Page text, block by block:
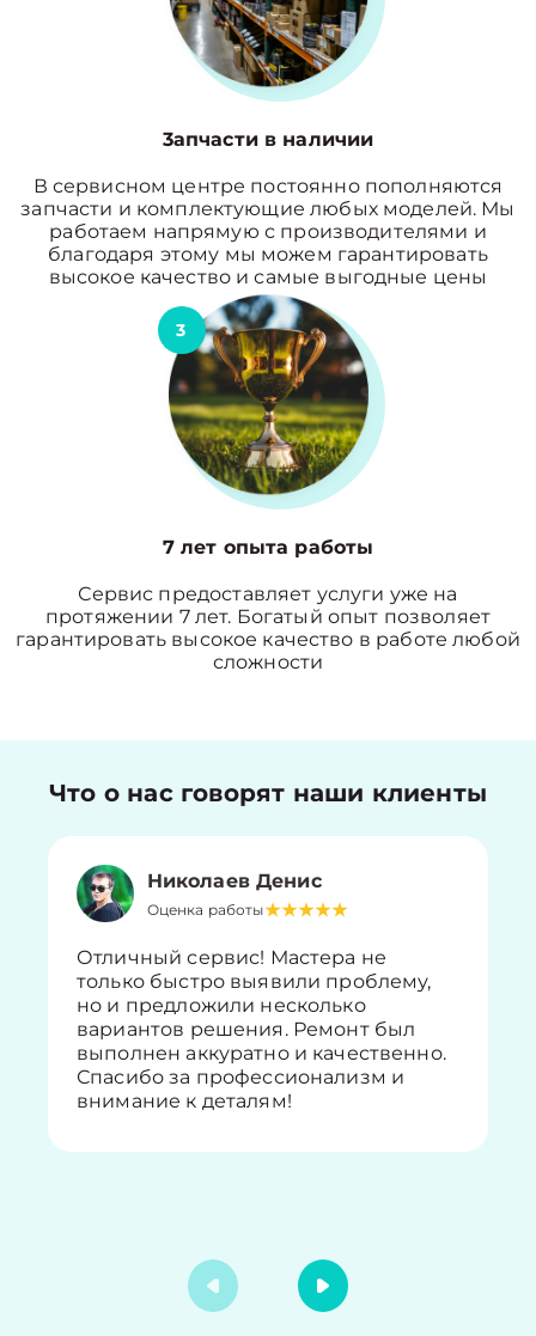
3апчасти в наличии
В сервисном центре постоянно пополняются
запчасти и комплектующие любых моделей. Мы
работаем напрямую с производителями и
благодаря этому мы можем гарантировать
высокое качество и самые выгодные цены
3
7 лет опыта работы
Сервис предоставляет услуги уже на
протяжении 7 лет. Богатый опыт позволяет
гарантировать высокое качество в работе любой
сложности
Что о нас говорят наши клиенты
Николаев Денис
Оценка работы
Отличный сервис! Мастера не
только быстро выявили проблему,
но и предложили несколько
вариантов решения. Ремонт был
выполнен аккуратно и качественно.
Спасибо за профессионализм и
внимание к деталям!